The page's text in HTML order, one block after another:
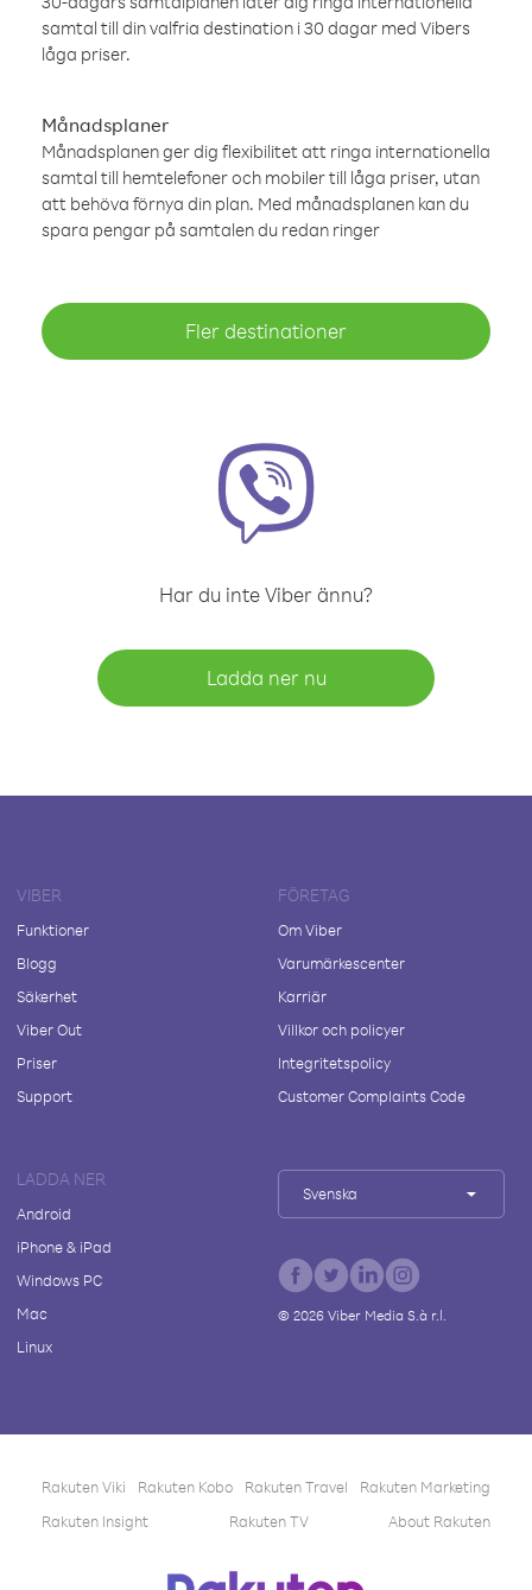
samtal till din valfria destination i 30 dagar med Vibers
låga priser.
Månadsplaner
Månadsplanen ger dig flexibilitet att ringa internationella
samtal till hemtelefoner och mobiler till låga priser, utan
att behöva förnya din plan. Med månadsplanen kan du
spara pengar på samtalen du redan ringer
Fler destinationer
Har du inte Viber ännu?
Ladda ner nu
VIBER
Funktioner
Blogg
Säkerhet
Viber Out
Priser
Support
FÖRETAG
Om Viber
Varumärkescenter
Karriär
Villkor och policyer
Integritetspolicy
Customer Complaints Code
LADDA NER
Android
iPhone & iPad
Windows PC
Mac
Linux
Svenska
© 2026Viber Media S.à r.l.
Rakuten Viki Rakuten Kobo Rakuten Travel
Rakuten Marketing
Rakuten Insight
Rakuten TV About Rakuten